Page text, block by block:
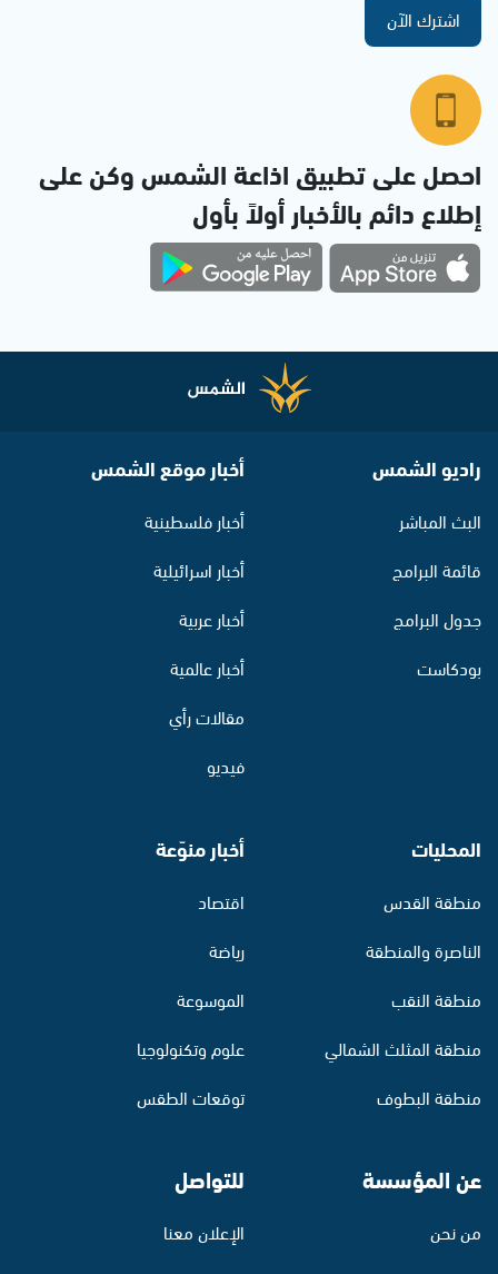
اشترك الآن
احصل على تطبيق اذاعة الشمس وكن على
إطلاع دائم بالأخبار أولاً بأول
راديو الشمس
البث المباشر
قائمة البرامج
جدول البرامج
بودكاست
أخبار موقع الشمس
أخبار فلسطينية
أخبار اسرائيلية
أخبار عربية
أخبار عالمية
مقالات رأي
فيديو
المحليات
منطقة القدس
الناصرة والمنطقة
منطقة النقب
منطقة المثلث الشمالي
منطقة البطوف
أخبار منوّعة
اقتصاد
رياضة
الموسوعة
علوم وتكنولوجيا
توقعات الطقس
عن المؤسسة
من نحن
للتواصل
الإعلان معنا